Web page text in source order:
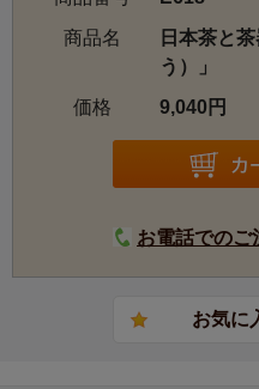
商品名
日本茶と
う）」
価格
9,040円
お電話でのご